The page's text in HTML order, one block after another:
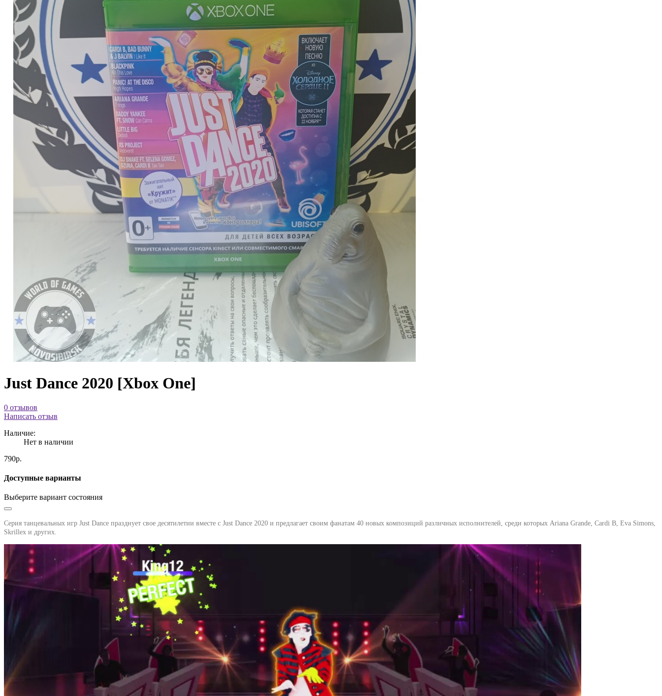
Just Dance 2020 [Xbox One]
0 отзывов
Написать отзыв
Наличие:
Нет в наличии
790р.
Доступные варианты
Выберите вариант состояния
Серия танцевальных игр Just Dance празднует свое десятилетии вместе с Just Dance 2020 и предлагает своим фанатам 40 новых композиций различных исполнителей, среди которых Ariana Grande, Cardi B, Eva Simons,
Skrillex и других.